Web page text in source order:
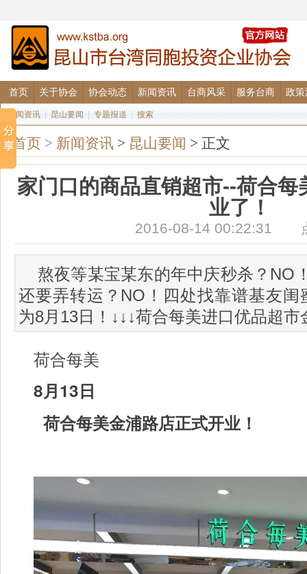
首页 关于协会 协会动态 新闻资讯 台商风采 服务台商 政策
要闻资讯 昆山要闻 专题报道 搜索
首页 > 新闻资讯 > 昆山要闻 > 正文
家门口的商品直销超市--荷合每
业了！
2016-08-14 00:22:31
熬夜等某宝某东的年中庆秒杀？NO
还要弄转运？NO！四处找靠谱基友闺
为8月13日！↓↓↓荷合每美进口优品超
荷合每美
8月13日
荷合每美金浦路店正式开业！